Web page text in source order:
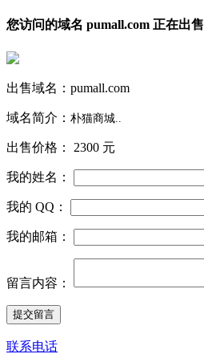
您访问的域名 pumall.com 正在出售
出售域名： pumall.com
域名简介： 朴猫商城..
出售价格： 2300 元
我的姓名：
我的 QQ：
我的邮箱：
留言内容：
联系电话